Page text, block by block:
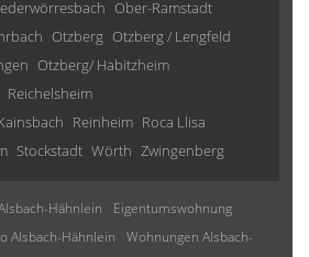
Ober-Ramstadt
Otzberg Otzberg / Lengfeld
Otzberg/ Habitzheim
Reichelsheim
Reinheim Roca Llisa
Stockstadt Wörth Zwingenberg
Hähnlein
Eigentumswohnung
Alsbach-Hähnlein
Wohnungen Alsbach-